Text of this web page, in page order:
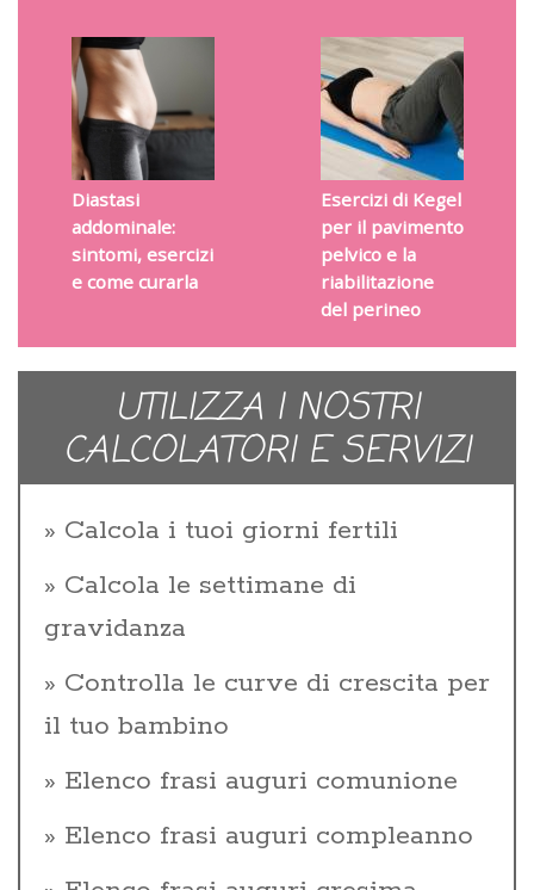
Diastasi
addominale:
sintomi, esercizi
e come curarla
Esercizi di Kegel
per il pavimento
pelvico e la
riabilitazione
del perineo
UTILIZZA I NOSTRI
CALCOLATORI E SERVIZI
Calcola i tuoi giorni fertili
Calcola le settimane di
gravidanza
Controlla le curve di crescita per
il tuo bambino
Elenco frasi auguri comunione
Elenco frasi auguri compleanno